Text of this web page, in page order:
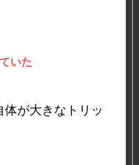
いた
が大きなトリッ